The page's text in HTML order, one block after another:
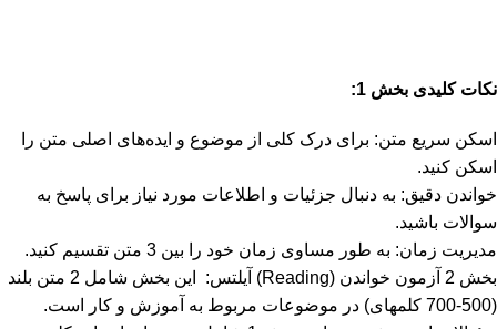
نکات کلیدی بخش 1:
اسکن سریع متن: برای درک کلی از موضوع و ایده‌های اصلی متن را
اسکن کنید.
خواندن دقیق: به دنبال جزئیات و اطلاعات مورد نیاز برای پاسخ به
سوالات باشید.
مدیریت زمان: به طور مساوی زمان خود را بین 3 متن تقسیم کنید.
بخش 2 آزمون خواندن (Reading) آیلتس: این بخش شامل 2 متن بلند
(500-700 کلمه­ای) در موضوعات مربوط به آموزش و کار است.